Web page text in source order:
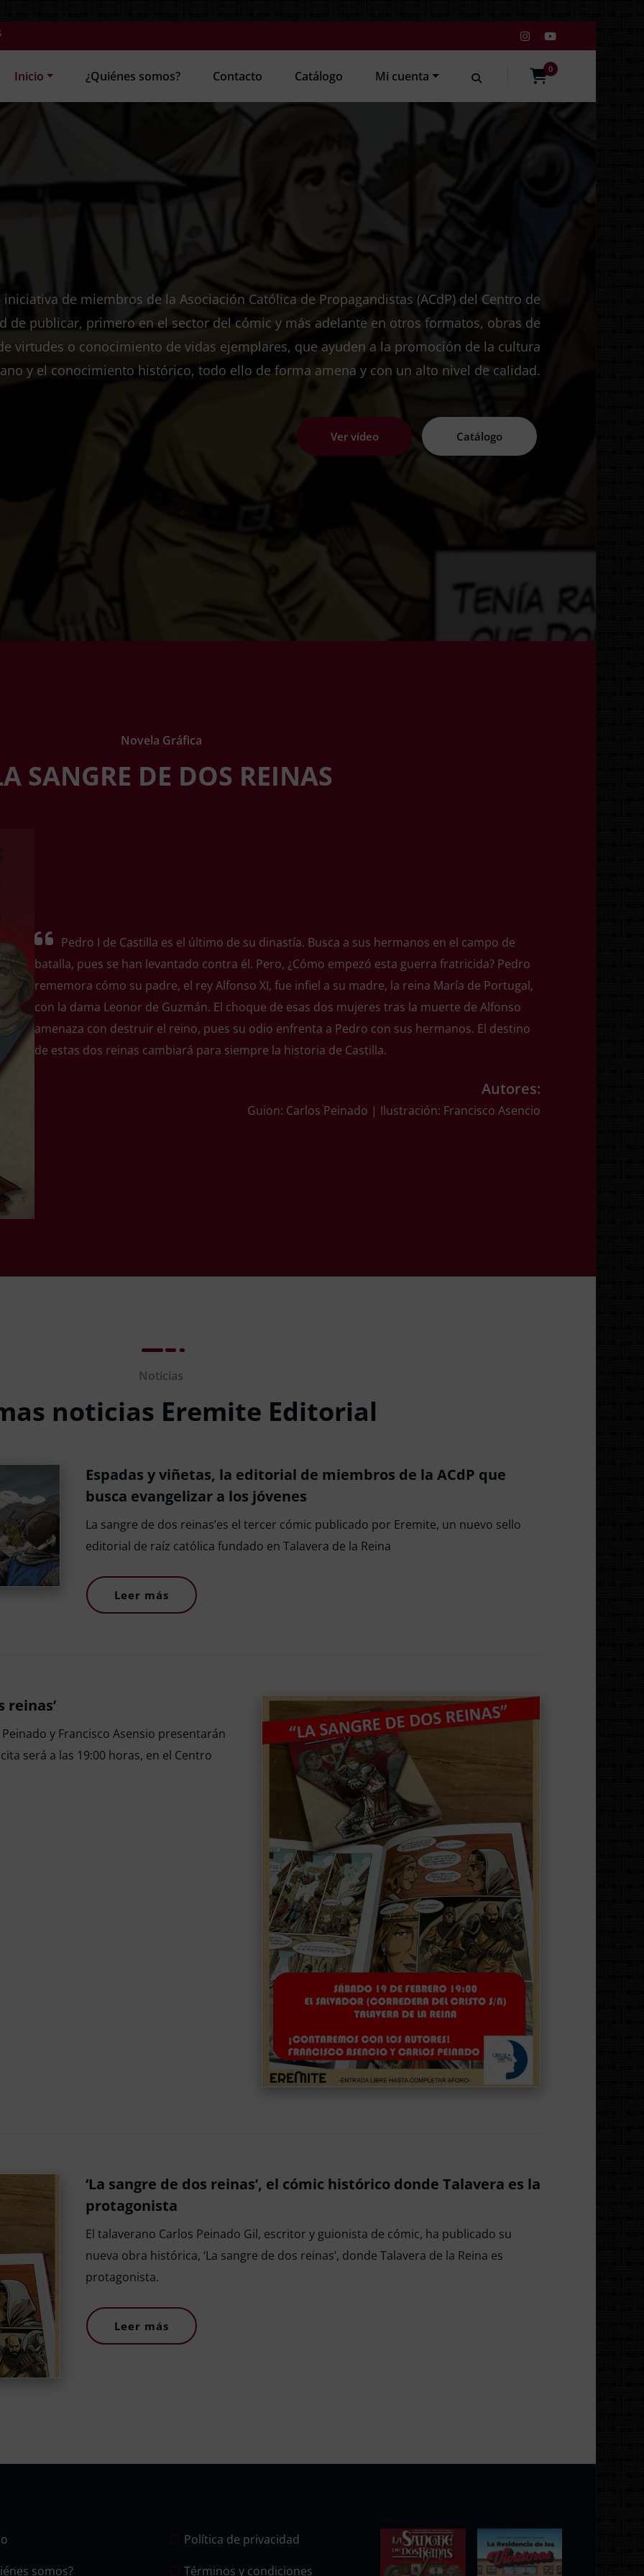
Inicio ¿Quiénes somos? Contacto Catálogo Mi cuenta
0
items
de miembros de la Asociación Católica de Propagandistas (ACdP) del Centro de
de publicar, primero en el sector del cómic y más adelante en otros formatos, obras de
virtudes o conocimiento de vidas ejemplares, que ayuden a la promoción de la cultura
y el conocimiento histórico, todo ello de forma amena y con un alto nivel de calidad.
Ver vídeo Catálogo
Novela Gráfica
SANGRE DE DOS REINAS
Pedro I de Castilla es el último de su dinastía. Busca a sus hermanos en el campo de
batalla, pues se han levantado contra él. Pero, ¿Cómo empezó esta guerra fratricida? Pedro
rememora cómo su padre, el rey Alfonso XI, fue infiel a su madre, la reina María de Portugal,
con la dama Leonor de Guzmán. El choque de esas dos mujeres tras la muerte de Alfonso
amenaza con destruir el reino, pues su odio enfrenta a Pedro con sus hermanos. El destino
de estas dos reinas cambiará para siempre la historia de Castilla.
Autores:
Guion: Carlos Peinado | Ilustración: Francisco Asencio
Noticias
noticias Eremite Editorial
Espadas y viñetas, la editorial de miembros de la ACdP que
busca evangelizar a los jóvenes
La sangre de dos reinas’es el tercer cómic publicado por Eremite, un nuevo sello
editorial de raíz católica fundado en Talavera de la Reina
Leer más
reinas’
y Francisco Asensio presentarán
será a las 19:00 horas, en el Centro
‘La sangre de dos reinas’, el cómic histórico donde Talavera es la
protagonista
El talaverano Carlos Peinado Gil, escritor y guionista de cómic, ha publicado su
nueva obra histórica, ‘La sangre de dos reinas’, donde Talavera de la Reina es
protagonista.
Leer más
somos?
Política de privacidad
Términos y condiciones